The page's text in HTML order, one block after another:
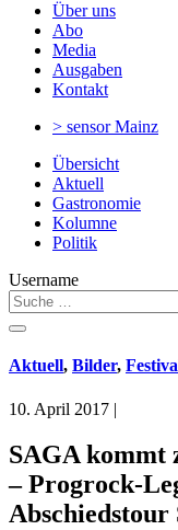
Über uns
Abo
Media
Ausgaben
Kontakt
> sensorMainz
Übersicht
Aktuell
Gastronomie
Kolumne
Politik
Username
Aktuell, Bilder,
10. April 2017 |
SAGA kommt
– Progrock-
Abschiedstour